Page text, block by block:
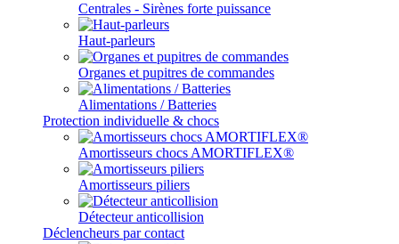
Centrales - Sirènes forte puissance
Haut-parleurs
Organes et pupitres de commandes
Alimentations / Batteries
Protection individuelle & chocs
Amortisseurs chocs AMORTIFLEX®
Amortisseurs piliers
Détecteur anticollision
Déclencheurs par contact